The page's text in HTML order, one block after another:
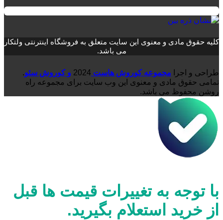
کلیه حقوق مادی و معنوی این سایت متعلق به فروشگاه اینترنتی ولتکار
می باشد.
طراحی و اجرا مجموعه کوروش هاست 2024 و کوروش سئو.
تمامی حقوق مادی و معنوی این وب سایت برای مجموعه راه
روشن محفوظ می باشد.
با توجه به تغییرات قیمت ها قبل
از خرید استعلام بگیرید.